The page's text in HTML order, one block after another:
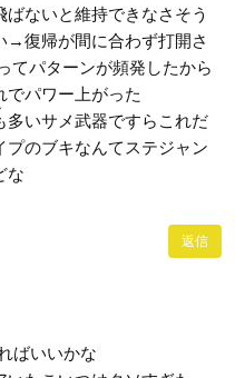
ないと維持できなさそう
→復帰が間に合わず打開さ
てパターンが頻発したから
でパワー上がった
多いサメ武器ですらこれだ
のブキなんてステジャン
な
返信
ばいいかな